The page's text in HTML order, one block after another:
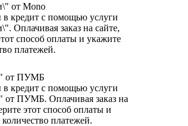
от Mono
в кредит с помощью услуги
Оплачивая заказ на сайте,
способ оплаты и укажите
платежей.
от ПУМБ
в кредит с помощью услуги
от ПУМБ. Оплачивая заказ на
этот способ оплаты и
платежей.